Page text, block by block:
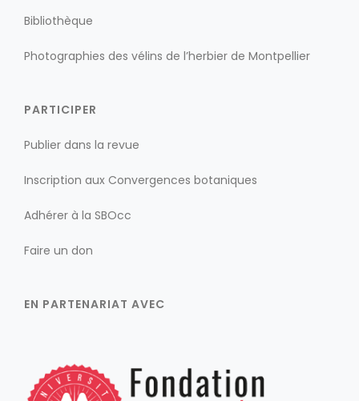
Bibliothèque
Photographies des vélins de l’herbier de Montpellier
PARTICIPER
Publier dans la revue
Inscription aux Convergences botaniques
Adhérer à la SBOcc
Faire un don
EN PARTENARIAT AVEC